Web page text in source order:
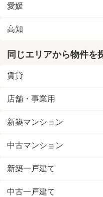
愛媛
高知
同じエリアから物件を
賃貸
店舗・事業用
新築マンション
中古マンション
新築一戸建て
中古一戸建て